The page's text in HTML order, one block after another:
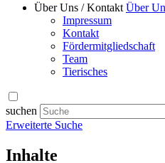
Über Uns / Kontakt Über
Impressum
Kontakt
Fördermitgliedschaft
Team
Tierisches
suchen
Erweiterte Suche
Inhalte